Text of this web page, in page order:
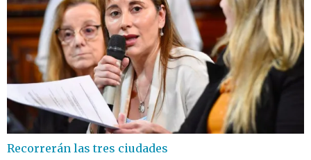
Recorrerán las tres ciudades